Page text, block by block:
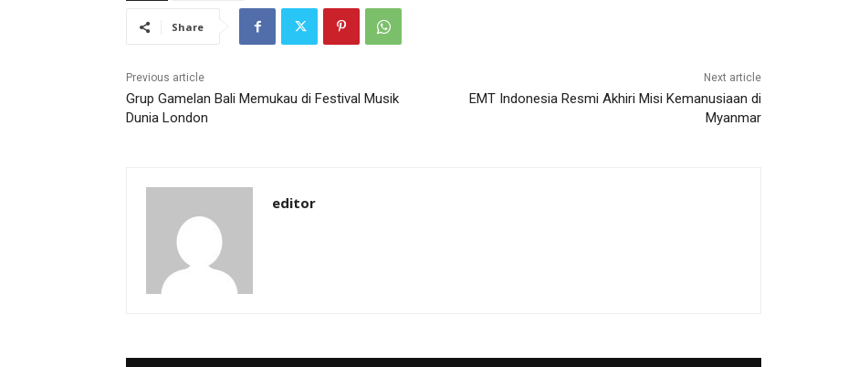
Share
Previous article
Grup Gamelan Bali Memukau di Festival Musik
Dunia London
Next article
EMT Indonesia Resmi Akhiri Misi Kemanusiaan di
Myanmar
editor